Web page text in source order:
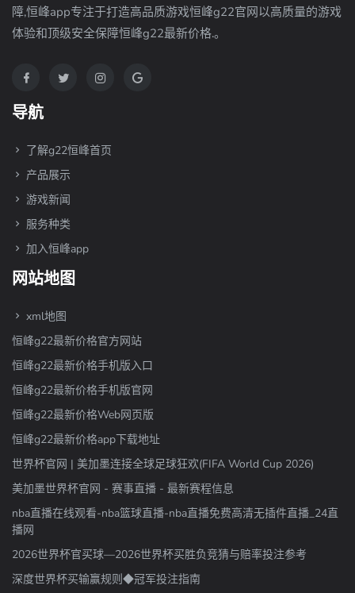
障,恒峰app专注于打造高品质游戏恒峰g22官网以高质量的游戏
体验和顶级安全保障恒峰g22最新价格.。
导航
了解g22恒峰首页
产品展示
游戏新闻
服务种类
加入恒峰app
网站地图
xml地图
恒峰g22最新价格官方网站
恒峰g22最新价格手机版入口
恒峰g22最新价格手机版官网
恒峰g22最新价格Web网页版
恒峰g22最新价格app下载地址
世界杯官网 | 美加墨连接全球足球狂欢(FIFA World Cup 2026)
美加墨世界杯官网 - 赛事直播 - 最新赛程信息
nba直播在线观看-nba篮球直播-nba直播免费高清无插件直播_24直
播网
2026世界杯官买球—2026世界杯买胜负竞猜与赔率投注参考
深度世界杯买输赢规则◆冠军投注指南